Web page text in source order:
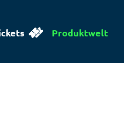
Produktwelt